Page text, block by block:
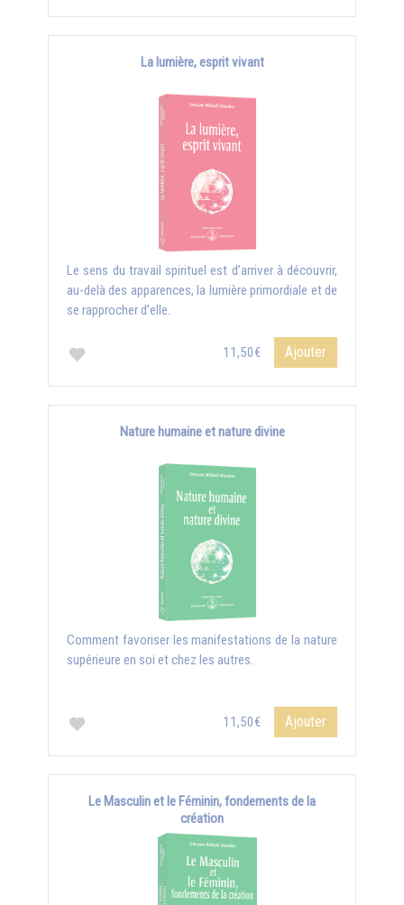
La lumière, esprit vivant
Le sens du travail spirituel est d’arriver à découvrir,
au-delà des apparences, la lumière primordiale et de
se rapprocher d’elle.
11,50€ Ajouter
Nature humaine et nature divine
Comment favoriser les manifestations de la nature
supérieure en soi et chez les autres.
11,50€ Ajouter
Le Masculin et le Féminin, fondements de la
création